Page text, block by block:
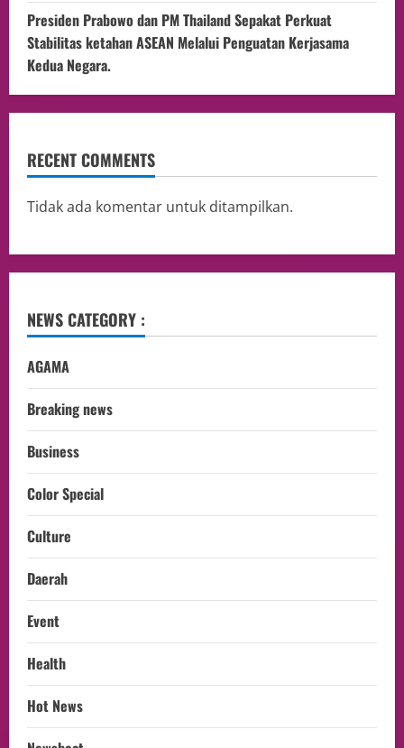
Presiden Prabowo dan PM Thailand Sepakat Perkuat
Stabilitas ketahan ASEAN Melalui Penguatan Kerjasama
Kedua Negara.
RECENT COMMENTS
Tidak ada komentar untuk ditampilkan.
NEWS CATEGORY :
AGAMA
Breaking news
Business
Color Special
Culture
Daerah
Event
Health
Hot News